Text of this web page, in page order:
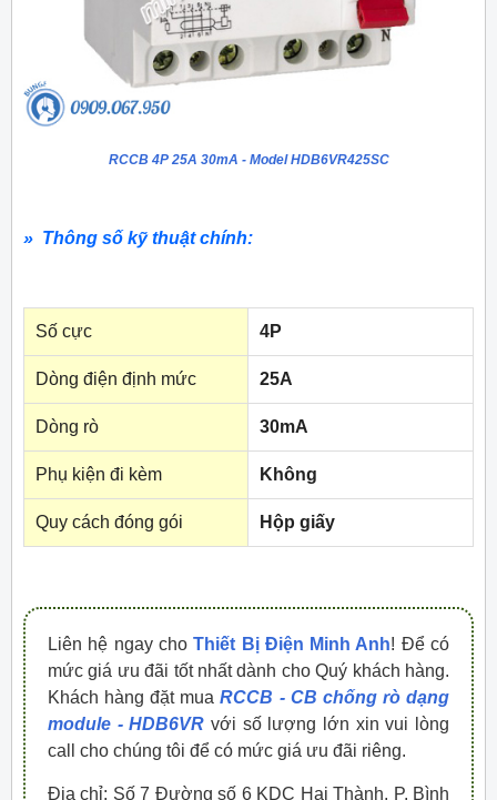
RCCB 4P 25A 30mA - Model HDB6VR425SC
» Thông số kỹ thuật chính:
Số cực 4P
Dòng điện định mức 25A
Dòng rò 30mA
Phụ kiện đi kèm Không
Quy cách đóng gói Hộp giấy
Liên hệ ngay choThiết Bị Điện Minh Anh! Để có
mức giá ưu đãi tốt nhất dành cho Quý khách hàng.
Khách hàng đặt muaRCCB - CB chống rò dạng
module - HDB6VR với số lượng lớn xin vui lòng
call cho chúng tôi để có mức giá ưu đãi riêng.
Địa chỉ: Số 7 Đường số 6 KDC Hai Thành, P. Bình